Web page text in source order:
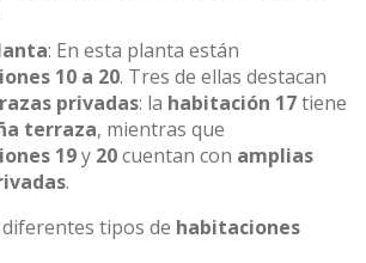
: En esta planta están
10 a 20. Tres de ellas destacan
privadas: la habitación 17tiene
terraza, mientras que
19y 20cuentan con amplias
.
tipos de habitaciones